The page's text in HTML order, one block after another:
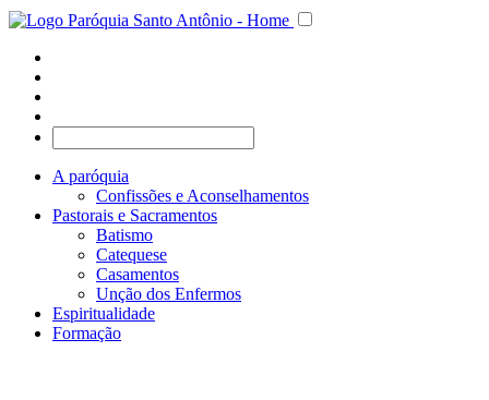
A paróquia
Confissões e Aconselhamentos
Pastorais e Sacramentos
Batismo
Catequese
Casamentos
Unção dos Enfermos
Espiritualidade
Formação